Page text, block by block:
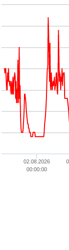
02.08.2026
00:00:00